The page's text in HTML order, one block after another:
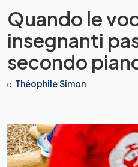
Quando le
insegnanti
secondo
di Théophile Simon